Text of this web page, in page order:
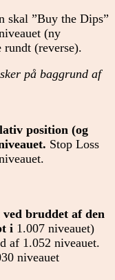
skal ”Buy the Dips”
(ny
(reverse).
på baggrund af
position (og
Stop Loss
bruddet af den
i 1.007 niveauet)
af 1.052 niveauet.
niveauet